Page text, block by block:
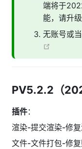
端将于
能，请升
无账号或
PV5.2.2（
插件：
渲染-提交渲染-修
文件-文件打包-修